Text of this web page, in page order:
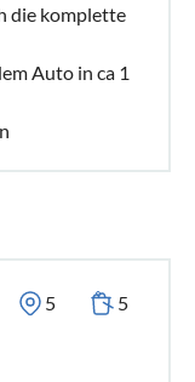
die komplette
Auto in ca 1
5 5